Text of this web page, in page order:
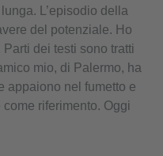
L’episodio della
del potenziale. Ho
dei testi sono tratti
mio, di Palermo, ha
appaiono nel fumetto e
riferimento. Oggi